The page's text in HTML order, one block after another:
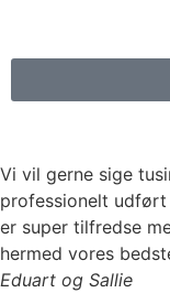
Vi vil gerne sige
professionelt
er super tilfredse
hermed vores
Eduart og Sallie